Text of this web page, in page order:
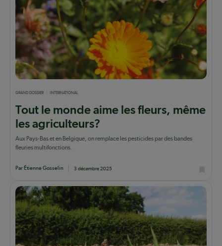
GRAND DOSSIER INTERNATIONAL
Tout le monde aime les fleurs, même
les agriculteurs?
Aux Pays-Bas et en Belgique, on remplace les pesticides par des bandes
fleuries multifonctions.
Par Étienne Gosselin 3 décembre 2025